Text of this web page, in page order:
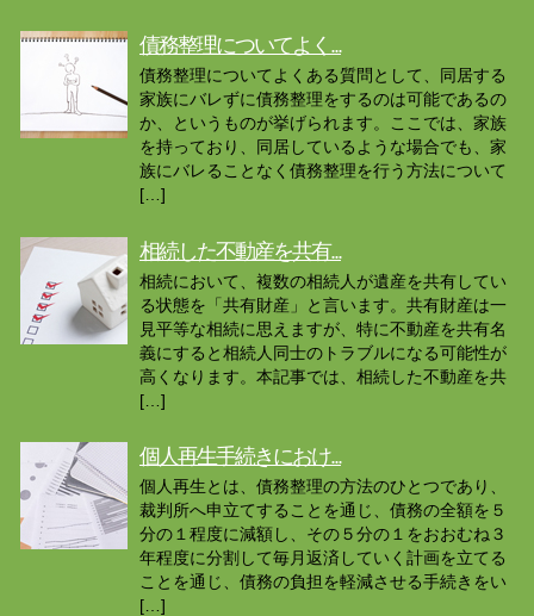
債務整理についてよく...
債務整理についてよくある質問として、同居する
家族にバレずに債務整理をするのは可能であるの
か、というものが挙げられます。ここでは、家族
を持っており、同居しているような場合でも、家
族にバレることなく債務整理を行う方法について
[…]
相続した不動産を共有...
相続において、複数の相続人が遺産を共有してい
る状態を「共有財産」と言います。共有財産は一
見平等な相続に思えますが、特に不動産を共有名
義にすると相続人同士のトラブルになる可能性が
高くなります。本記事では、相続した不動産を共
[…]
個人再生手続きにおけ...
個人再生とは、債務整理の方法のひとつであり、
裁判所へ申立てすることを通じ、債務の全額を５
分の１程度に減額し、その５分の１をおおむね３
年程度に分割して毎月返済していく計画を立てる
ことを通じ、債務の負担を軽減させる手続きをい
[…]